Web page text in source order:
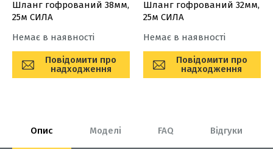
Шланг гофрований 38мм,
25м СИЛА
Немає в наявності
Повідомити про
надходження
Шланг гофрований 32мм,
25м СИЛА
Немає в наявності
Повідомити про
надходження
Опис Моделі FAQ Відгуки